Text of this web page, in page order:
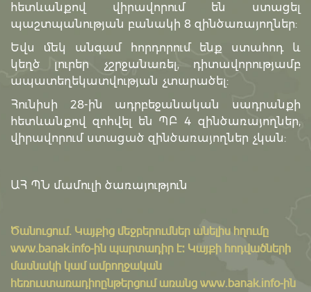
հետևանքով վիրավորում են ստացել
պաշտպանության բանակի 8 զինծառայողներ:
Եվս մեկ անգամ հորդորում ենք ստահոդ և
կեղծ լուրեր չշրջանառել, դիտավորությամբ
ապատեղեկատվության չտարածել:
Հունիսի 28-ին ադրբեջանական սադրանքի
հետևանքով զոհվել են ՊԲ 4 զինծառայողներ,
վիրավորում ստացած զինծառայողներ չկան:
ԱՀ ՊՆ մամուլի ծառայություն
Ծանուցում․ Կայքից մեջբերումներ անելիս հղումը
www.banak.info-ին պարտադիր է: Կայքի հոդվածների
մասնակի կամ ամբողջական
հեռուստառադիոընթերցում առանց www.banak.info-ին